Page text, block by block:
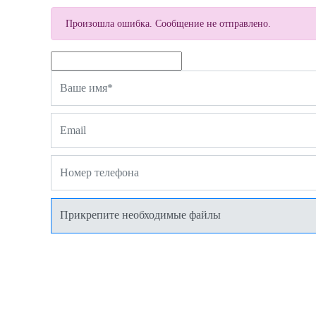
Произошла ошибка. Сообщение не отправлено.
Прикрепите необходимые файлы